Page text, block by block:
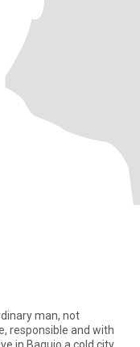
man, not
responsible and with